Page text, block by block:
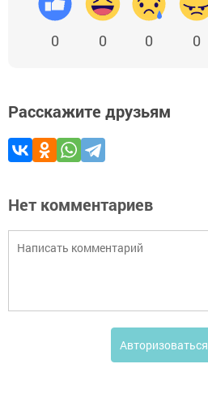
0 0 0 0
Расскажите друзьям
Нет комментариев
Авторизоваться